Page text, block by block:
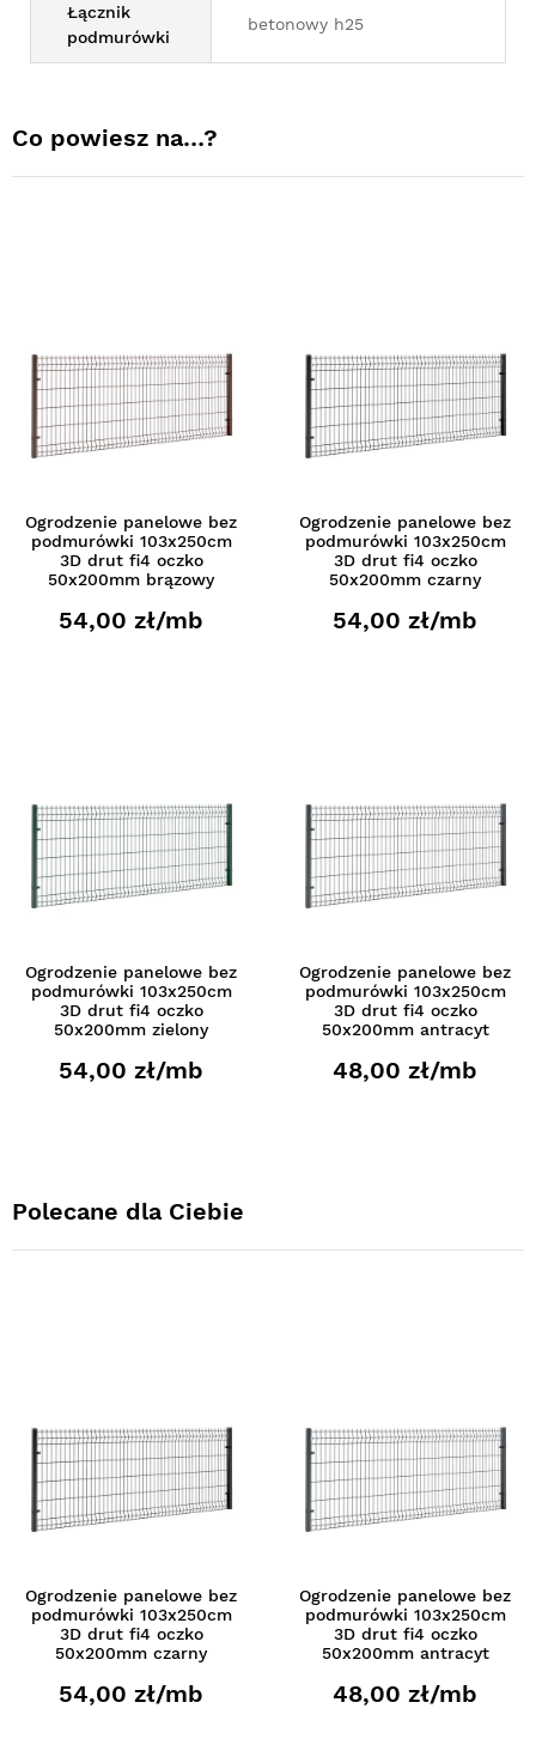
Łącznik
podmurówki
betonowy h25
Co powiesz na…?
Ogrodzenie panelowe bez
podmurówki 103x250cm
3D drut fi4 oczko
50x200mm brązowy
54,00 zł/mb
Ogrodzenie panelowe bez
podmurówki 103x250cm
3D drut fi4 oczko
50x200mm czarny
54,00 zł/mb
Ogrodzenie panelowe bez
podmurówki 103x250cm
3D drut fi4 oczko
50x200mm zielony
54,00 zł/mb
Ogrodzenie panelowe bez
podmurówki 103x250cm
3D drut fi4 oczko
50x200mm antracyt
48,00 zł/mb
Polecane dla Ciebie
Ogrodzenie panelowe bez
podmurówki 103x250cm
3D drut fi4 oczko
50x200mm czarny
54,00 zł/mb
Ogrodzenie panelowe bez
podmurówki 103x250cm
3D drut fi4 oczko
50x200mm antracyt
48,00 zł/mb